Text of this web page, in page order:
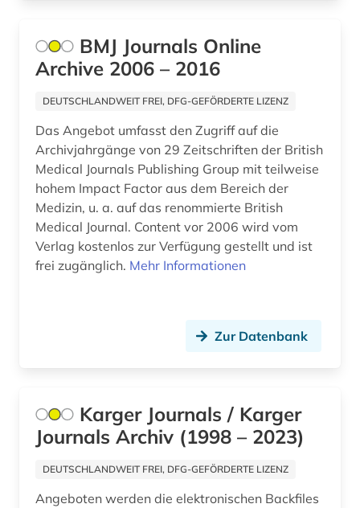
BMJ Journals Online
Archive 2006 – 2016
DEUTSCHLANDWEIT FREI, DFG-GEFÖRDERTE LIZENZ
Das Angebot umfasst den Zugriff auf die
Archivjahrgänge von 29 Zeitschriften der British
Medical Journals Publishing Group mit teilweise
hohem Impact Factor aus dem Bereich der
Medizin, u. a. auf das renommierte British
Medical Journal. Content vor 2006 wird vom
Verlag kostenlos zur Verfügung gestellt und ist
frei zugänglich. Mehr Informationen
Zur Datenbank
Karger Journals / Karger
Journals Archiv (1998 – 2023)
DEUTSCHLANDWEIT FREI, DFG-GEFÖRDERTE LIZENZ
Angeboten werden die elektronischen Backfiles